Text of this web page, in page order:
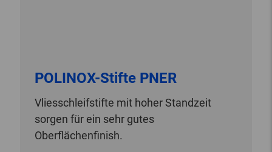
POLINOX-Stifte PNER
Vliesschleifstifte mit hoher Standzeit
sorgen für ein sehr gutes
Oberflächenfinish.